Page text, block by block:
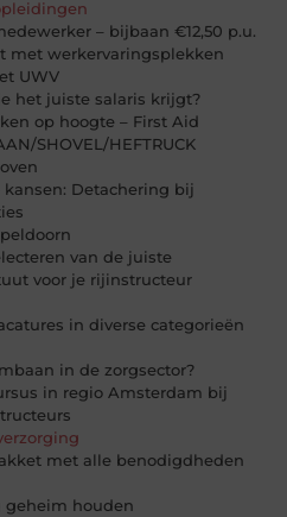
– bijbaan €12,50 p.u.
met werkervaringsplekken
UWV
het juiste salaris krijgt?
op hoogte – First Aid
SHOVEL/HEFTRUCK
Detachering bij
van de juiste
voor je rijinstructeur
in diverse categorieën
in de zorgsector?
in regio Amsterdam bij
met alle benodigdheden
geheim houden